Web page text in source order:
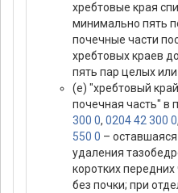
хребтовые края
минимально пять
почечные части
хребтовых краев
пять пар целых
(е) "хребтовый
почечная часть" в
300 0, 0204 42 300 0,
550 0 –
удаления
коротких передних
без почки; при